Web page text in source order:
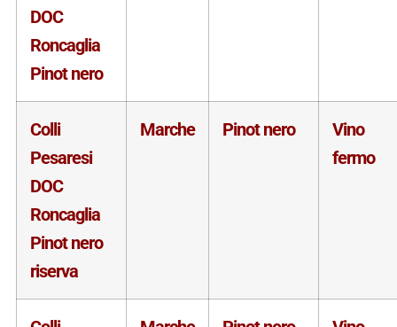
DOC
Roncaglia
Pinot nero
Colli
Pesaresi
DOC
Roncaglia
Pinot nero
riserva
Marche Pinot nero
Vino
fermo